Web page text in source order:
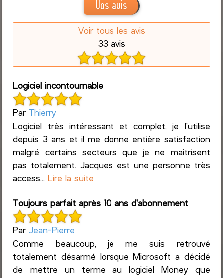
Vos avis
Voir tous les avis
33 avis
Logiciel incontournable
Par Thierry
Logiciel très intéressant et complet, je l'utilise
depuis 3 ans et il me donne entière satisfaction
malgré certains secteurs que je ne maîtrisent
pas totalement. Jacques est une personne très
access...Lire la suite
Toujours parfait après 10 ans d'abonnement
Par Jean-Pierre
Comme beaucoup, je me suis retrouvé
totalement désarmé lorsque Microsoft a décidé
de mettre un terme au logiciel Money que